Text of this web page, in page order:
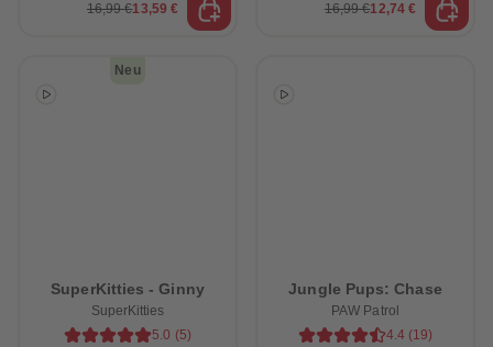
16,99 €13,59 € 16,99 €12,74 €
Neu
SuperKitties - Ginny
SuperKitties
5.0 (5)
Jungle Pups: Chase
PAW Patrol
4.4 (19)